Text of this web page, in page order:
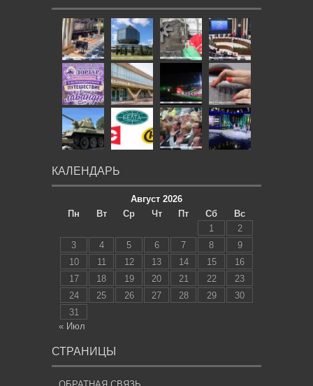
КАЛЕНДАРЬ
Август 2026
Пн
Вт Ср Чт Пт Сб
Вс
1
2
3
4 5 6 7 8
9
10
11 12 13 14 15
16
17
18 19 20 21 22
23
24
25 26 27 28 29
30
31
« Июл
СТРАНИЦЫ